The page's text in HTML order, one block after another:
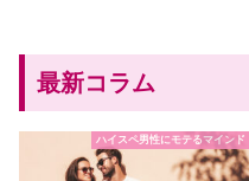
最新コラム
ハイスペ男性にモテるマインド